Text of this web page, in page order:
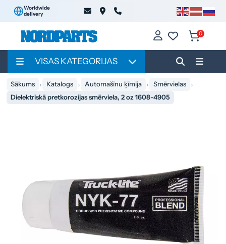
Worldwide
delivery
0
VISAS KATEGORIJAS
Sākums Katalogs Automašīnu ķīmija
Smērvielas
Dielektriskā pretkorozijas smērviela, 2 oz 1608-4905